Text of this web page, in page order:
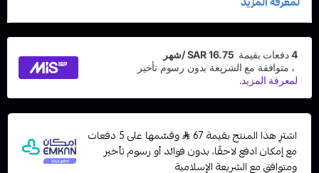
اشترِ هذا المنتج بقيمة 67
وقسّمها على 5 دفعات
مع إمكان ادفع لاحقًا، بدون فوائد أو رسوم تأخير
ومتوافق مع الشريعة الإسلامية